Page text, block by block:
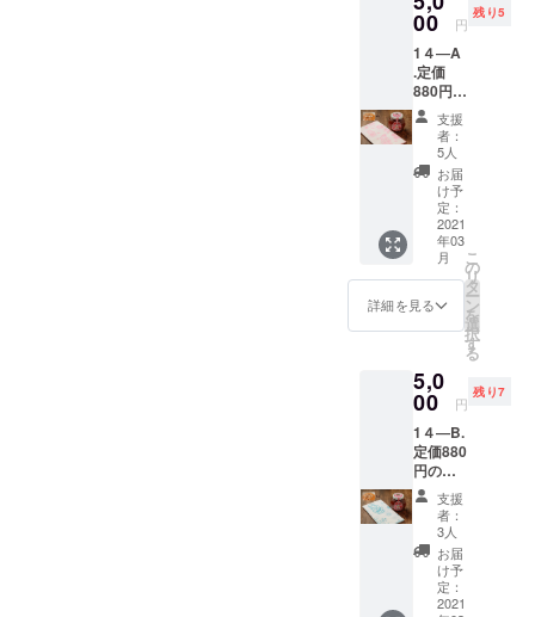
ワ到着した
その日、
ホームステ
イ先のお母
さんが話し
ているロシ
ア語が全然
ず、どうし
ようかと思
いました
が、身振り
手振り、筆
ニケーショ
ンしまし
た。モスク
ワでは授業
が終わって
から毎日、
観光や食べ
歩き、美術
館巡りなど
メール
スを必
ず明記
くださ
い。プ
ロジェ
クト終
了後お
手元に
「レト
ルト引
換券」
と商品
りしま
す。ま
そのも
のは完
成次
第、
「レト
ルト引
換券番
号」に
則して
順次お
手元に
お送り
日）を
しま
す。プ
ロジェ
クト終
了２ヶ
月後、
レトル
トは出
来上が
り次
第、送
料込み
しま
す。 お
のご住
所、
アドレ
スを必
ず明記
くださ
い。プ
ロジェ
クト終
了後お
手元に
日、引
換番号
付き）
２枚と
キエ
フ・ド
リンク
券1枚
(使用期
限：
2021年
8月15
日）を
お送り
しま
す。プ
月後、
レトル
来上が
り次
第、送
料込み
でお届
しま
す。 お
名前、
送り先
のご住
冊＋キ
エフ・
ドリン
ク券1枚
（使用
期限：
2021年
8月15
日）。
内容：
この本
には、
著者の
モスク
ワ３ヶ
月間の
いま
す。モ
スクワ
のカ
フェな
ど色々
お洒落
で楽し
い情報
も含ま
れてい
て、旅
行本と
00 円
残り5
1４―A
.定価
880円の
レトル
ト引換
券３枚
＋ブル
ガリア
の薔薇
ジャム
１個＋
オリジ
ナルマ
ト
リョー
シカ手
（ピン
ク）１
枚＋
ビール
共通券
《缶350
㎖ 2
缶》」
（有効
期限：
2021年
8月15
日）1枚
支援
者：
5人
お届
け予
定：
2021
年03
月
詳細を見る
こ
の
リ
タ
ー
ン
を
選
択
す
る
5,0
00 円
残り7
1４―B.
定価880
円のレ
トルト
引換券
３枚＋
ブルガ
リアの
薔薇
ジャム
支援
者：
3人
お届
け予
定：
2021